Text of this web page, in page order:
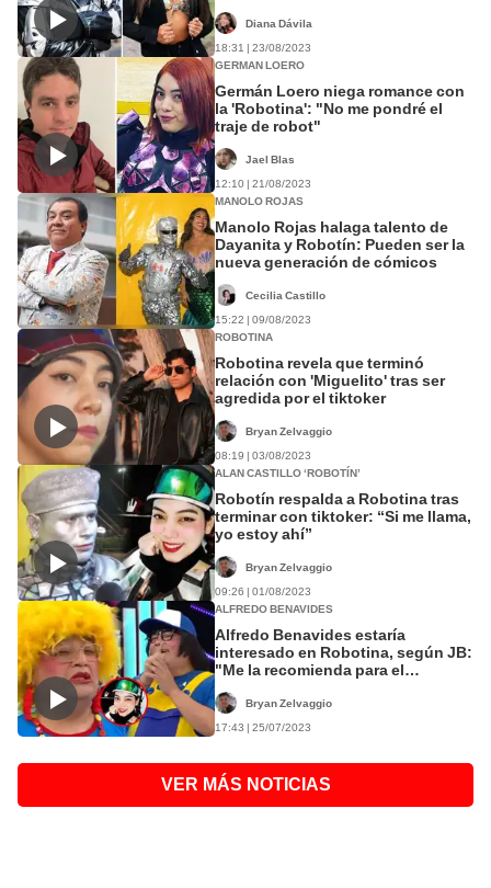
Diana Dávila
18:31 | 23/08/2023
GERMAN LOERO
Germán Loero niega romance con
la 'Robotina': "No me pondré el
traje de robot"
Jael Blas
12:10 | 21/08/2023
MANOLO ROJAS
Manolo Rojas halaga talento de
Dayanita y Robotín: Pueden ser la
nueva generación de cómicos
Cecilia Castillo
15:22 | 09/08/2023
ROBOTINA
Robotina revela que terminó
relación con 'Miguelito' tras ser
agredida por el tiktoker
Bryan Zelvaggio
08:19 | 03/08/2023
ALAN CASTILLO ‘ROBOTÍN’
Robotín respalda a Robotina tras
terminar con tiktoker: “Si me llama,
yo estoy ahí”
Bryan Zelvaggio
09:26 | 01/08/2023
ALFREDO BENAVIDES
Alfredo Benavides estaría
interesado en Robotina, según JB:
"Me la recomienda para el
Bryan Zelvaggio
17:43 | 25/07/2023
VER MÁS NOTICIAS